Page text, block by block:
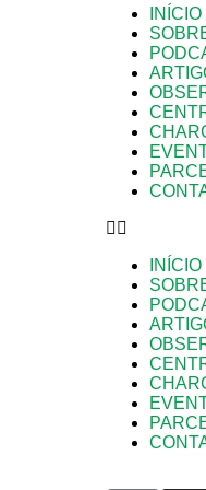
INÍCIO
INÍCIO